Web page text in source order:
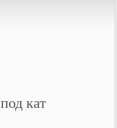
кат